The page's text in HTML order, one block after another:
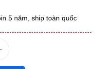
5 năm, ship toàn quốc